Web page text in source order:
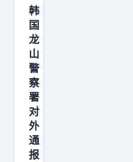
韩
国
龙
山
警
察
署
对
外
通
报